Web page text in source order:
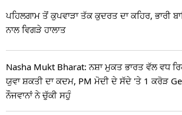
ਪਹਿਲਗਾਮ ਤੋਂ ਕੁਪਵਾੜਾ ਤੱਕ ਕੁਦਰਤ ਦਾ ਕਹਿਰ, ਭਾਰੀ
ਨਾਲ ਵਿਗੜੇ ਹਾਲਾਤ
Nasha Mukt Bharat: ਨਸ਼ਾ ਮੁਕਤ ਭਾਰਤ ਵੱਲ ਵਧ
ਯੁਵਾ ਸ਼ਕਤੀ ਦਾ ਕਦਮ, PM ਮੋਦੀ ਦੇ ਸੱਦੇ 'ਤੇ 1 ਕਰੋੜ
ਨੌਜਵਾਨਾਂ ਨੇ ਚੁੱਕੀ ਸਹੁੰ